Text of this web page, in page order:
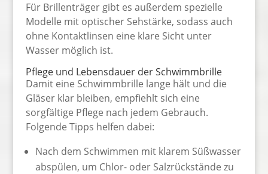
Für Brillenträger gibt es außerdem spezielle
Modelle mit optischer Sehstärke, sodass auch
ohne Kontaktlinsen eine klare Sicht unter
Wasser möglich ist.
Pflege und Lebensdauer der Schwimmbrille
Damit eine Schwimmbrille lange hält und die
Gläser klar bleiben, empfiehlt sich eine
sorgfältige Pflege nach jedem Gebrauch.
Folgende Tipps helfen dabei:
Nach dem Schwimmen mit klarem Süßwasser
abspülen, um Chlor- oder Salzrückstände zu